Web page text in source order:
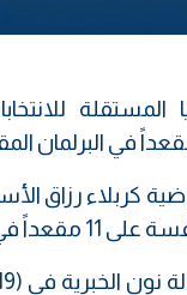
كربلاء رزاق